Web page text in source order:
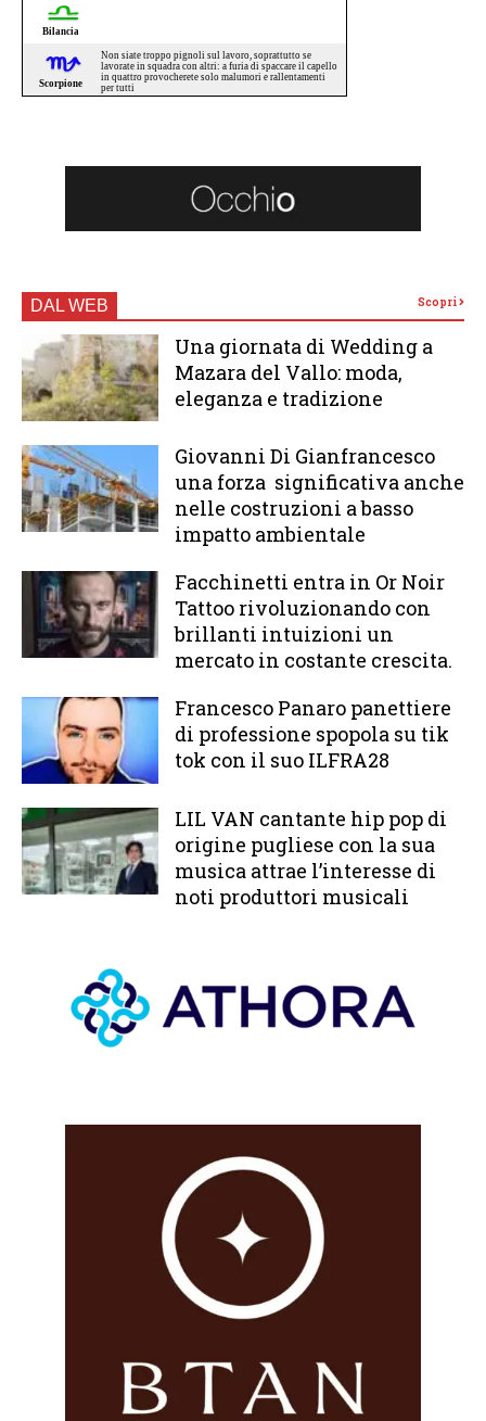
DAL WEB Scopri
Una giornata di Wedding a
Mazara del Vallo: moda,
eleganza e tradizione
Giovanni Di Gianfrancesco
una forza significativa anche
nelle costruzioni a basso
impatto ambientale
Facchinetti entra in Or Noir
Tattoo rivoluzionando con
brillanti intuizioni un
mercato in costante crescita.
Francesco Panaro panettiere
di professione spopola su tik
tok con il suo ILFRA28
LIL VAN cantante hip pop di
origine pugliese con la sua
musica attrae l’interesse di
noti produttori musicali